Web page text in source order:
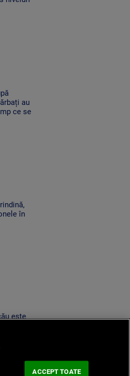
au
ce se
în
este
ce a
ACCEPT TOATE